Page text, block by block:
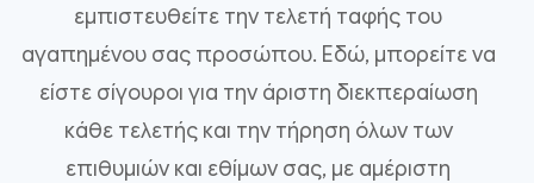
εμπιστευθείτε την τελετή ταφής του
αγαπημένου σας προσώπου. Εδώ, μπορείτε να
είστε σίγουροι για την άριστη διεκπεραίωση
κάθε τελετής και την τήρηση όλων των
επιθυμιών και εθίμων σας, με αμέριστη